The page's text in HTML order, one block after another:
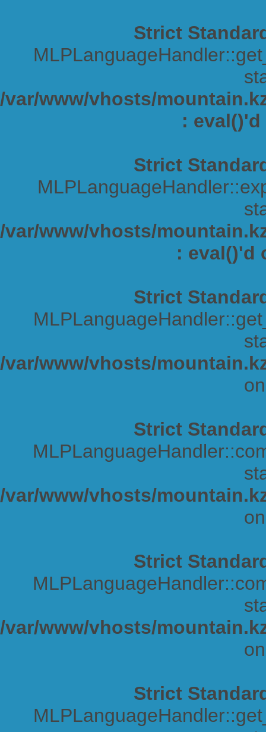
Strict
/var/www/vhosts/
:
Strict
/var/www/vhosts/
: eval()'d
Strict
/var/www/vhosts/
Strict
/var/www/vhosts/
Strict
/var/www/vhosts/
Strict